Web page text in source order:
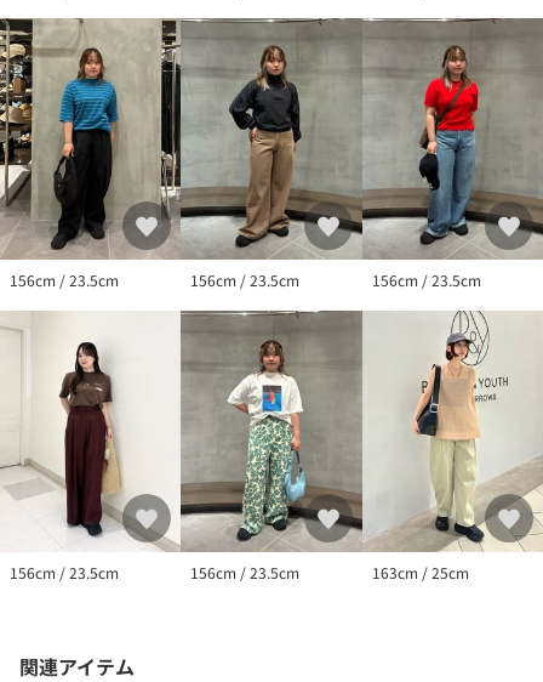
156cm / 23.5cm 156cm / 23.5cm 156cm / 23.5cm
156cm / 23.5cm 156cm / 23.5cm 163cm / 25cm
関連アイテム